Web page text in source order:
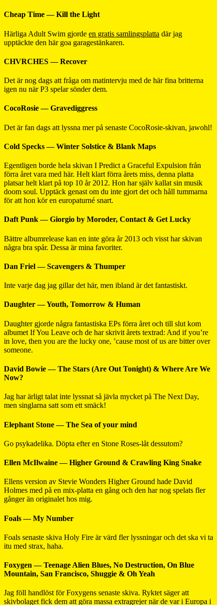
Cheap Time — Kill the Light
Härliga Adult Swim gjorde en gratis samlingsplatta där jag
upptäckte den här goa garagestänkaren.
CHVRCHES — Recover
Det är nog dags att fråga om matintervju med de här fina britterna
igen nu när P3 spelar sönder dem.
CocoRosie — Gravediggress
Det är fan dags att lyssna mer på senaste CocoRosie-skivan, jawohl!
Cold Specks — Winter Solstice & Blank Maps
Egentligen borde hela skivan I Predict a Graceful Expulsion från
förra året vara med här. Helt klart förra årets miss, denna platta
platsar helt klart på top 10 år 2012. Hon har själv kallat sin musik
doom soul. Upptäck genast om du inte gjort det och håll tummarna
för att hon kör en europaturné snart.
Daft Punk — Giorgio by Moroder, Contact & Get Lucky
Bättre albumrelease kan en inte göra år 2013 och visst har skivan
några bra spår. Dessa är mina favoriter.
Dan Friel — Scavengers & Thumper
Inte varje dag jag gillar det här, men ibland är det fantastiskt.
Daughter — Youth, Tomorrow & Human
Daughter gjorde några fantastiska EPs förra året och till slut kom
albumet If You Leave och de har skrivit årets textrad: And if you’re
in love, then you are the lucky one, ’cause most of us are bitter over
someone.
David Bowie — The Stars (Are Out Tonight) & Where Are We
Now?
Jag har ärligt talat inte lyssnat så jävla mycket på The Next Day,
men singlarna satt som ett smäck!
Elephant Stone — The Sea of your mind
Go psykadelika. Döpta efter en Stone Roses-låt dessutom?
Ellen McIlwaine — Higher Ground & Crawling King Snake
Ellens version av Stevie Wonders Higher Ground hade David
Holmes med på en mix-platta en gång och den har nog spelats fler
gånger än originalet hos mig.
Foals — My Number
Foals senaste skiva Holy Fire är värd fler lyssningar och det ska vi ta
itu med strax, haha.
Foxygen — Teenage Alien Blues, No Destruction, On Blue
Mountain, San Francisco, Shuggie & Oh Yeah
Jag föll handlöst för Foxygens senaste skiva. Ryktet säger att
skivbolaget fick dem att göra massa extragrejer när de var i Europa i